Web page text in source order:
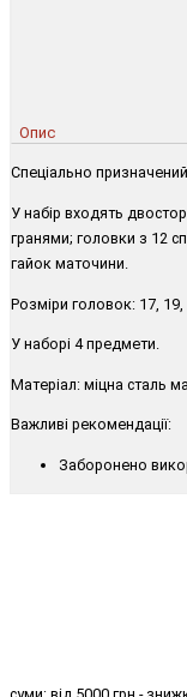
Опис
Спеціально
У набір входять
гранями; головки з 12
гайок маточини.
Розміри головок: 17, 19,
У наборі 4 предмети.
Матеріал: міцна сталь
Важливі рекомендації:
Заборонено